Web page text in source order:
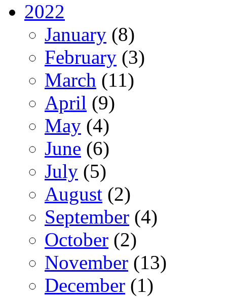
2022
January (8)
February (3)
March (11)
April (9)
May (4)
June (6)
July (5)
August (2)
September (4)
October (2)
November (13)
December (1)